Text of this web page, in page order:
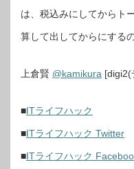
は、税込みにしてからト
算して出してからにする
上倉賢 @kamikura [digi2(
■ITライフハック
■ITライフハック Twitter
■ITライフハック